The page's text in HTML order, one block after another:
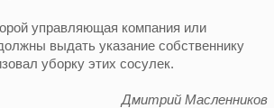
управляющая компания или
выдать указание собственнику
уборку этих сосулек.
Дмитрий Масленников